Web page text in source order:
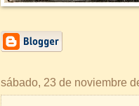
sábado, 23 de noviembre